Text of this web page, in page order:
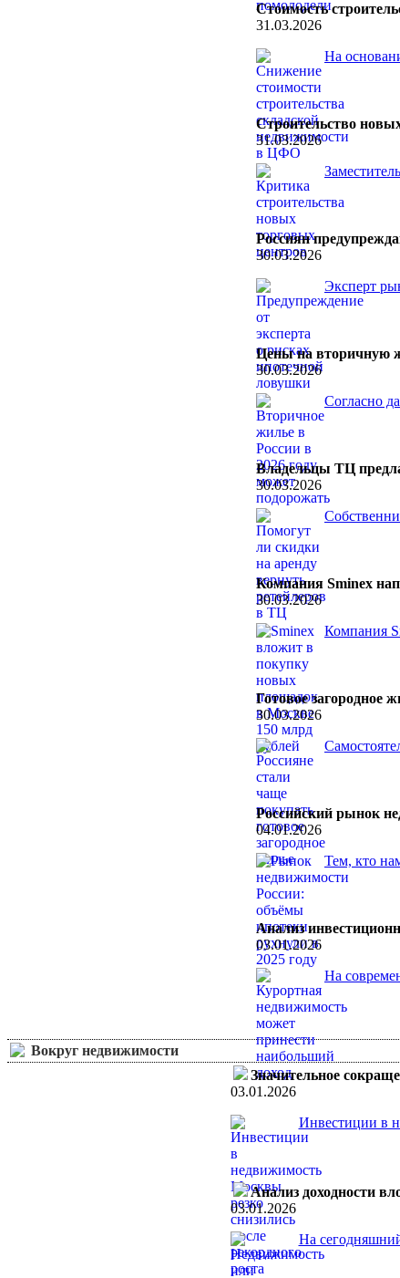
Стоимость
31.03.2026
На
Строительство
31.03.2026
Россиян
30.03.2026
Эксперт
Цены на вторичную
30.03.2026
Согласно
Владельцы ТЦ
30.03.2026
Компания Sminex
30.03.2026
Компания
Готовое загородное
30.03.2026
Российский рынок
04.01.2026
Тем, кто
Анализ
03.01.2026
На
Вокруг недвижимости
Значительное
03.01.2026
Инвестиции в
Анализ доходности
03.01.2026
На